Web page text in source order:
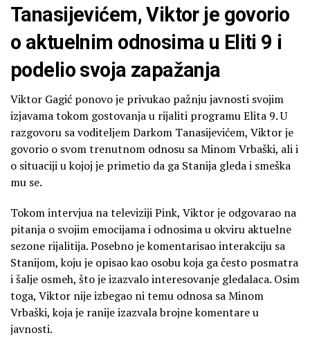
Tanasijevićem, Viktor je govorio
o aktuelnim odnosima u Eliti 9 i
podelio svoja zapažanja
Viktor Gagić ponovo je privukao pažnju javnosti svojim
izjavama tokom gostovanja u rijaliti programu Elita 9. U
razgovoru sa voditeljem Darkom Tanasijevićem, Viktor je
govorio o svom trenutnom odnosu sa Minom Vrbaški, ali i
o situaciji u kojoj je primetio da ga Stanija gleda i smeška
mu se.
Tokom intervjua na televiziji Pink, Viktor je odgovarao na
pitanja o svojim emocijama i odnosima u okviru aktuelne
sezone rijalitija. Posebno je komentarisao interakciju sa
Stanijom, koju je opisao kao osobu koja ga često posmatra
i šalje osmeh, što je izazvalo interesovanje gledalaca. Osim
toga, Viktor nije izbegao ni temu odnosa sa Minom
Vrbaški, koja je ranije izazvala brojne komentare u
javnosti.